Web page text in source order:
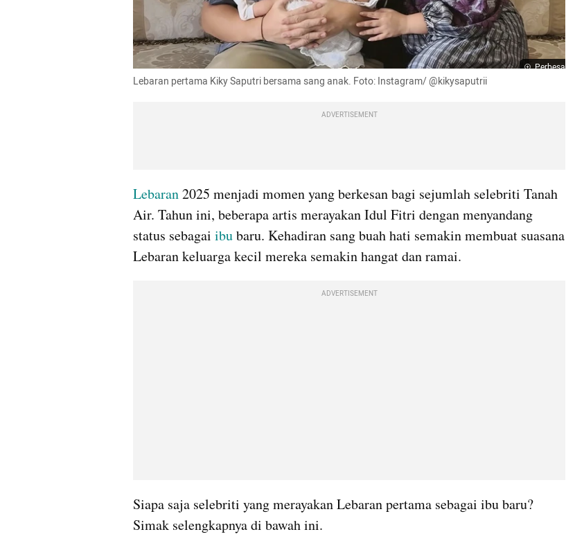
Perbesar
Lebaran pertama Kiky Saputri bersama sang anak. Foto: Instagram/ @kikysaputrii
ADVERTISEMENT
Lebaran 2025 menjadi momen yang berkesan bagi sejumlah selebriti Tanah
Air. Tahun ini, beberapa artis merayakan Idul Fitri dengan menyandang
status sebagai ibu baru. Kehadiran sang buah hati semakin membuat suasana
Lebaran keluarga kecil mereka semakin hangat dan ramai.
ADVERTISEMENT
Siapa saja selebriti yang merayakan Lebaran pertama sebagai ibu baru?
Simak selengkapnya di bawah ini.